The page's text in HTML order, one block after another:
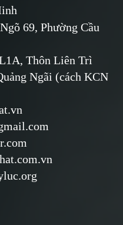
69, Phường Cầu
Thôn Liên Trì
Ngãi (cách KCN